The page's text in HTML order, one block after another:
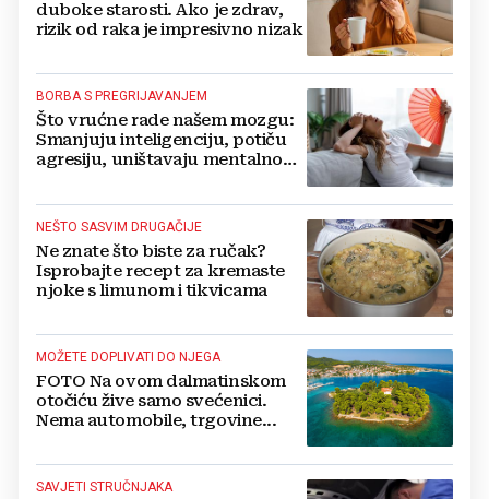
duboke starosti. Ako je zdrav,
rizik od raka je impresivno nizak
BORBA S PREGRIJAVANJEM
Što vrućne rade našem mozgu:
Smanjuju inteligenciju, potiču
agresiju, uništavaju mentalno
NEŠTO SASVIM DRUGAČIJE
Ne znate što biste za ručak?
Isprobajte recept za kremaste
njoke s limunom i tikvicama
MOŽETE DOPLIVATI DO NJEGA
FOTO Na ovom dalmatinskom
otočiću žive samo svećenici.
Nema automobile, trgovine...
SAVJETI STRUČNJAKA